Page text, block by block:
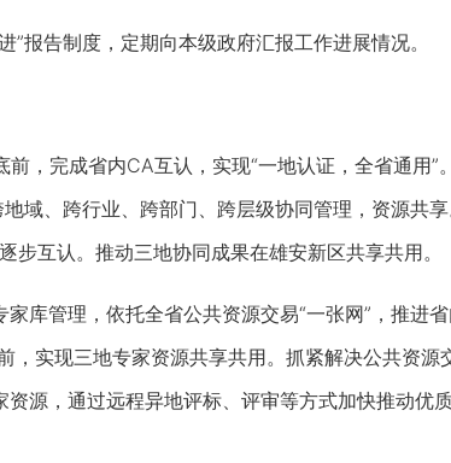
告制度，定期向本级政府汇报工作进展情况。
，完成省内CA互认，实现“一地认证，全省通用”
域、跨行业、跨部门、跨层级协同管理，资源共
互认。推动三地协同成果在雄安新区共享共用。
管理，依托全省公共资源交易“一张网”，推进
实现三地专家资源共享共用。抓紧解决公共资源
源，通过远程异地评标、评审等方式加快推动优